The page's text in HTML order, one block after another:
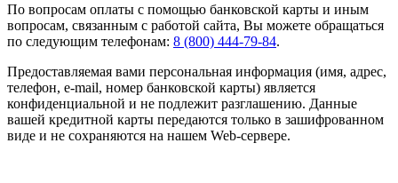
По вопросам оплаты с помощью банковской карты и иным
вопросам, связанным с работой сайта, Вы можете обращаться
по следующим телефонам: 8 (800) 444-79-84.
Предоставляемая вами персональная информация (имя, адрес,
телефон, e-mail, номер банковской карты) является
конфиденциальной и не подлежит разглашению. Данные
вашей кредитной карты передаются только в зашифрованном
виде и не сохраняются на нашем Web-сервере.